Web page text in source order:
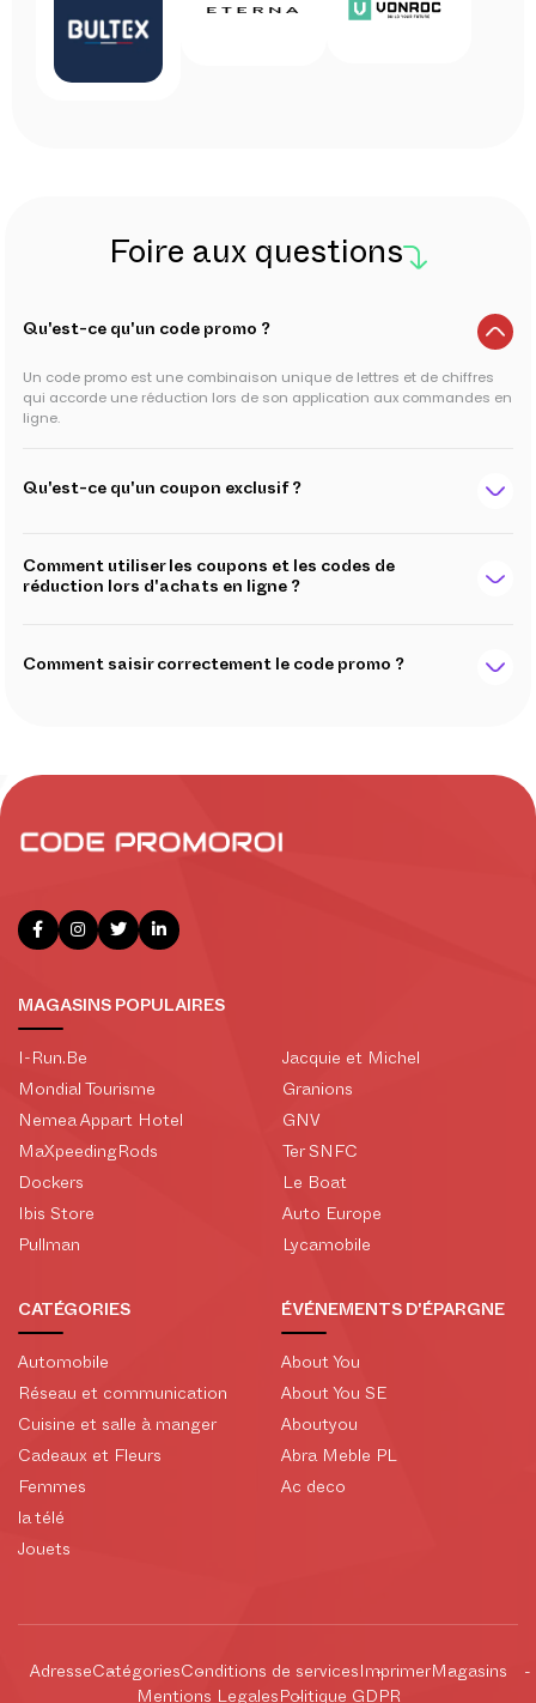
Foire aux questions
Qu'est-ce qu'un code promo ?
Un code promo est une combinaison unique de lettres et de chiffres
qui accorde une réduction lors de son application aux commandes en
ligne.
Qu'est-ce qu'un coupon exclusif ?
Comment utiliser les coupons et les codes de
réduction lors d'achats en ligne ?
Comment saisir correctement le code promo ?
MAGASINS POPULAIRES
I-Run.Be
Mondial Tourisme
Nemea Appart Hotel
MaXpeedingRods
Dockers
Ibis Store
Pullman
Jacquie et Michel
Granions
GNV
Ter SNFC
Le Boat
Auto Europe
Lycamobile
CATÉGORIES
Automobile
Réseau et communication
Cuisine et salle à manger
Cadeaux et Fleurs
Femmes
la télé
Jouets
ÉVÉNEMENTS D'ÉPARGNE
About You
About You SE
Aboutyou
Abra Meble PL
Ac deco
Adresse Catégories Conditions de services Imprimer Magasins
Mentions Legales Politique GDPR